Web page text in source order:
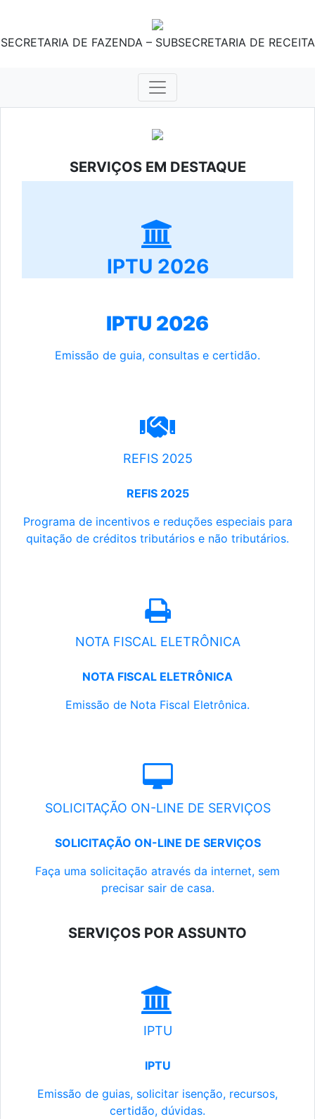
SECRETARIA DE FAZENDA – SUBSECRETARIA DE RECEITA
SERVIÇOS EM DESTAQUE
IPTU 2026
IPTU 2026
Emissão de guia, consultas e certidão.
REFIS 2025
REFIS 2025
Programa de incentivos e reduções especiais para
quitação de créditos tributários e não tributários.
NOTA FISCAL ELETRÔNICA
NOTA FISCAL ELETRÔNICA
Emissão de Nota Fiscal Eletrônica.
SOLICITAÇÃO ON-LINE DE SERVIÇOS
SOLICITAÇÃO ON-LINE DE SERVIÇOS
Faça uma solicitação através da internet, sem
precisar sair de casa.
SERVIÇOS POR ASSUNTO
IPTU
IPTU
Emissão de guias, solicitar isenção, recursos,
certidão, dúvidas.